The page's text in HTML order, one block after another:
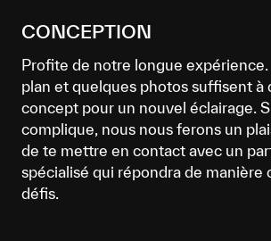
CONCEPTION
Profite de notre longue
plan et quelques photos suffisent à
concept pour un nouvel éclairage.
complique, nous nous ferons un
de te mettre en contact avec un
spécialisé qui répondra de manière
défis.